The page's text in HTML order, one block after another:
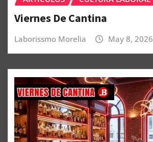
Viernes De Cantina
Laborissmo Morelia May 8, 2026